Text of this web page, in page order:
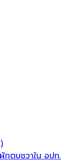
กตบชวาใน อปท.